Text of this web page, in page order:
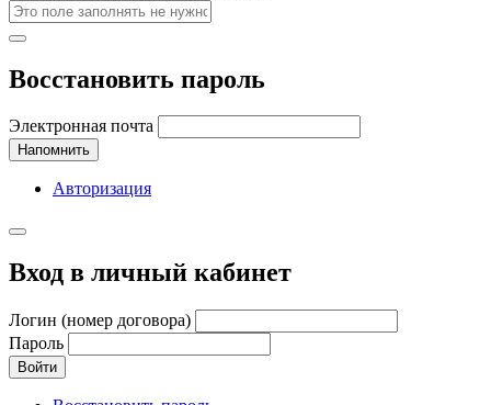
Восстановить пароль
Электронная почта
Напомнить
Авторизация
Вход в личный кабинет
Логин (номер договора)
Пароль
Войти